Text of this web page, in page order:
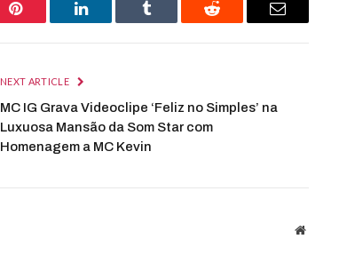
Pinterest LinkedIn Tumblr Reddit Email
NEXT ARTICLE
MC IG Grava Videoclipe ‘Feliz no Simples’ na
Luxuosa Mansão da Som Star com
Homenagem a MC Kevin
Website